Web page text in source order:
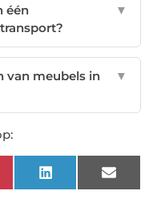
één
▼
van meubels in
▼
LinkedIn Email